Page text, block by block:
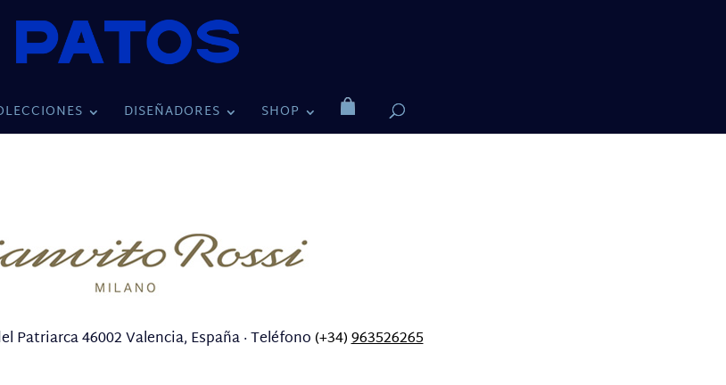
DISEÑADORES SHOP
Patriarca 46002 Valencia, España · Teléfono (+34)963526265